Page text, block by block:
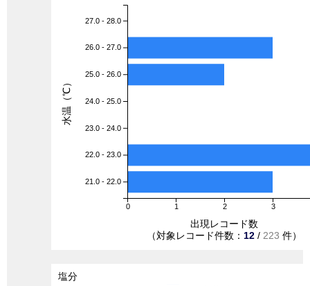
0 1 2 3
27.0 - 28.0
26.0 - 27.0
25.0 - 26.0
24.0 - 25.0
23.0 - 24.0
22.0 - 23.0
21.0 - 22.0
出現レコード数
（対象レコード件数： 12 / 223 件）
水温（℃）
塩分